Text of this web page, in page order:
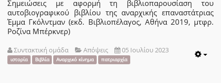
Σημειώσεις με αφορμή τη βιβλιοπαρουσίαση του
αυτοβιογραφικού βιβλίου της αναρχικής επαναστάτριας
Έμμα Γκόλντμαν (εκδ. Βιβλιοπέλαγος, Αθήνα 2019, μτφρ.
Ροζίνα Μπέρκνερ)
Συντακτική ομάδα Απόψεις 05 Ιουλίου 2023
ιστορία Βιβλία Αναρχικό κίνημα πατριαρχία